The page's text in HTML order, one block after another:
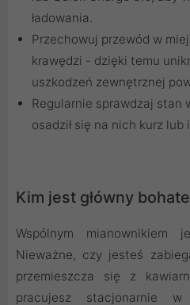
ładowania.
Przechowuj przewód w
krawędzi - dzięki temu
uszkodzeń zewnętrznej
Regularnie sprawdzaj stan
osadził się na nich kurz
Kim jest główny
Wspólnym mianownikiem
Nieważne, czy jesteś
przemieszcza się z
pracujesz stacjonarnie